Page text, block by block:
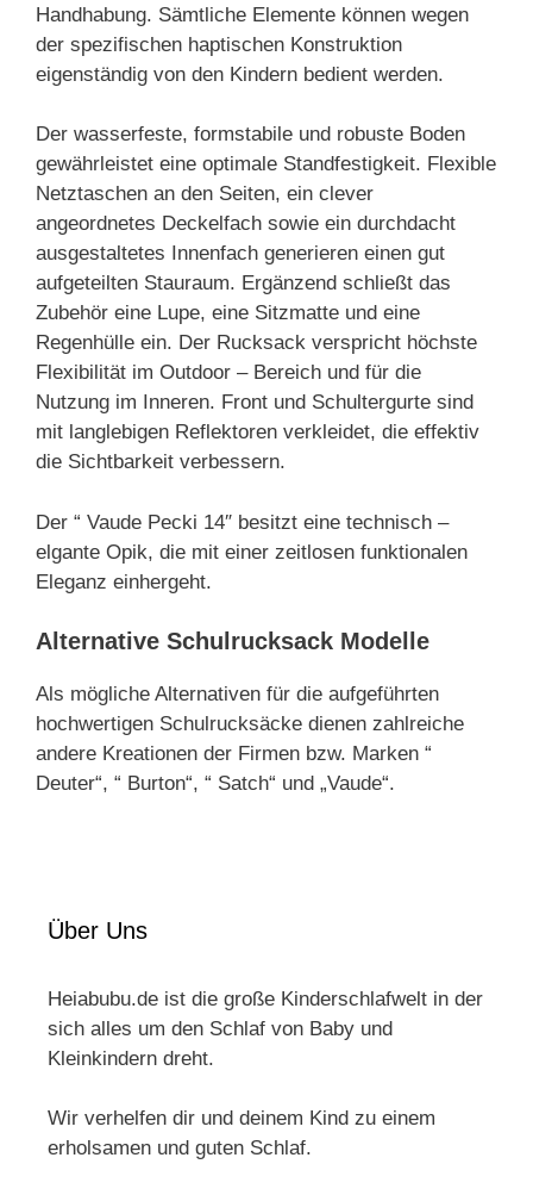
Handhabung. Sämtliche Elemente können wegen
der spezifischen haptischen Konstruktion
eigenständig von den Kindern bedient werden.
Der wasserfeste, formstabile und robuste Boden
gewährleistet eine optimale Standfestigkeit. Flexible
Netztaschen an den Seiten, ein clever
angeordnetes Deckelfach sowie ein durchdacht
ausgestaltetes Innenfach generieren einen gut
aufgeteilten Stauraum. Ergänzend schließt das
Zubehör eine Lupe, eine Sitzmatte und eine
Regenhülle ein. Der Rucksack verspricht höchste
Flexibilität im Outdoor – Bereich und für die
Nutzung im Inneren. Front und Schultergurte sind
mit langlebigen Reflektoren verkleidet, die effektiv
die Sichtbarkeit verbessern.
Der “ Vaude Pecki 14″ besitzt eine technisch –
elgante Opik, die mit einer zeitlosen funktionalen
Eleganz einhergeht.
Alternative Schulrucksack Modelle
Als mögliche Alternativen für die aufgeführten
hochwertigen Schulrucksäcke dienen zahlreiche
andere Kreationen der Firmen bzw. Marken “
Deuter“, “ Burton“, “ Satch“ und „Vaude“.
Über Uns
Heiabubu.de ist die große Kinderschlafwelt in der
sich alles um den Schlaf von Baby und
Kleinkindern dreht.
Wir verhelfen dir und deinem Kind zu einem
erholsamen und guten Schlaf.